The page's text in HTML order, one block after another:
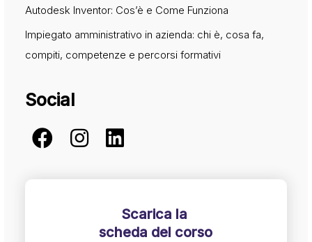
Autodesk Inventor: Cos’è e Come Funziona
Impiegato amministrativo in azienda: chi è, cosa fa,
compiti, competenze e percorsi formativi
Social
Scarica la
scheda del corso